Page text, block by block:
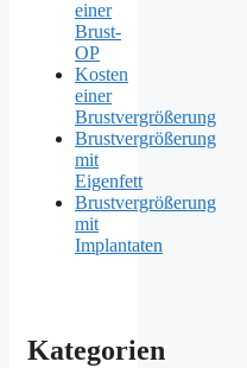
einer
Brust-
OP
Kosten
einer
Brustvergrößerung
Brustvergrößerung
mit
Eigenfett
Brustvergrößerung
mit
Implantaten
Kategorien